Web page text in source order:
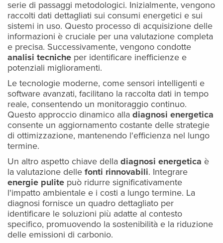
serie di passaggi metodologici. Inizialmente, vengono
raccolti dati dettagliati sui consumi energetici e sui
sistemi in uso. Questo processo di acquisizione delle
informazioni è cruciale per una valutazione completa
e precisa. Successivamente, vengono condotte
analisi tecniche per identificare inefficienze e
potenziali miglioramenti.
Le tecnologie moderne, come sensori intelligenti e
software avanzati, facilitano la raccolta dati in tempo
reale, consentendo un monitoraggio continuo.
Questo approccio dinamico alla diagnosi energetica
consente un aggiornamento costante delle strategie
di ottimizzazione, mantenendo l'efficienza nel lungo
termine.
Un altro aspetto chiave della diagnosi energetica è
la valutazione dellefonti rinnovabili. Integrare
energie pulite può ridurre significativamente
l'impatto ambientale e i costi a lungo termine. La
diagnosi fornisce un quadro dettagliato per
identificare le soluzioni più adatte al contesto
specifico, promuovendo la sostenibilità e la riduzione
delle emissioni di carbonio.